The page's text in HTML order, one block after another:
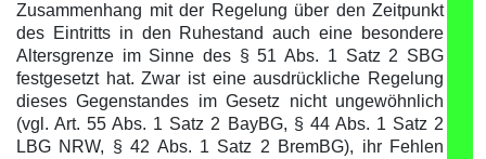
Zusammenhang mit der Regelung über den Zeitpunkt
des Eintritts in den Ruhestand auch eine besondere
Altersgrenze im Sinne des § 51 Abs. 1 Satz 2 SBG
festgesetzt hat. Zwar ist eine ausdrückliche Regelung
dieses Gegenstandes im Gesetz nicht ungewöhnlich
(vgl. Art. 55 Abs. 1 Satz 2 BayBG, § 44 Abs. 1 Satz 2
LBG NRW, § 42 Abs. 1 Satz 2 BremBG), ihr Fehlen